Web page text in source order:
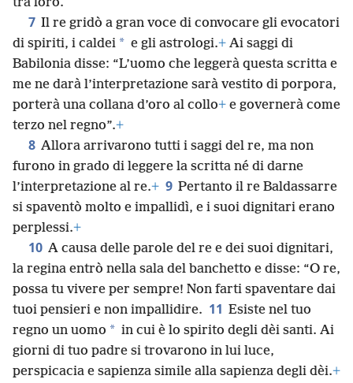
7 Il re gridò a gran voce di convocare gli evocatori
di spiriti, i caldei * e gli astrologi.+ Ai saggi di
Babilonia disse: “L’uomo che leggerà questa scritta e
me ne darà l’interpretazione sarà vestito di porpora,
porterà una collana d’oro al collo+ e governerà come
terzo nel regno”.+
8 Allora arrivarono tutti i saggi del re, ma non
furono in grado di leggere la scritta né di darne
l’interpretazione al re.+ 9 Pertanto il re Baldassarre
si spaventò molto e impallidì, e i suoi dignitari erano
perplessi.+
10 A causa delle parole del re e dei suoi dignitari,
la regina entrò nella sala del banchetto e disse: “O re,
possa tu vivere per sempre! Non farti spaventare dai
tuoi pensieri e non impallidire. 11 Esiste nel tuo
regno un uomo * in cui è lo spirito degli dèi santi. Ai
giorni di tuo padre si trovarono in lui luce,
perspicacia e sapienza simile alla sapienza degli dèi.+